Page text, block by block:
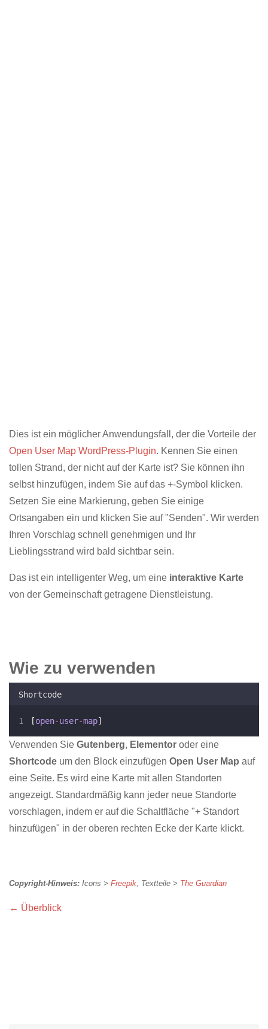
Dies ist ein möglicher Anwendungsfall, der die Vorteile der
Open User Map WordPress-Plugin. Kennen Sie einen
tollen Strand, der nicht auf der Karte ist? Sie können ihn
selbst hinzufügen, indem Sie auf das +-Symbol klicken.
Setzen Sie eine Markierung, geben Sie einige
Ortsangaben ein und klicken Sie auf "Senden". Wir werden
Ihren Vorschlag schnell genehmigen und Ihr
Lieblingsstrand wird bald sichtbar sein.
Das ist ein intelligenter Weg, um eine interaktive Karte
von der Gemeinschaft getragene Dienstleistung.
Wie zu verwenden
Shortcode
[open-user-map]
Verwenden Sie Gutenberg, Elementor oder eine
Shortcode um den Block einzufügen Open User Map auf
eine Seite. Es wird eine Karte mit allen Standorten
angezeigt. Standardmäßig kann jeder neue Standorte
vorschlagen, indem er auf die Schaltfläche "+ Standort
hinzufügen" in der oberen rechten Ecke der Karte klickt.
Copyright-Hinweis: Icons > Freepik, Textteile > The Guardian
← Überblick